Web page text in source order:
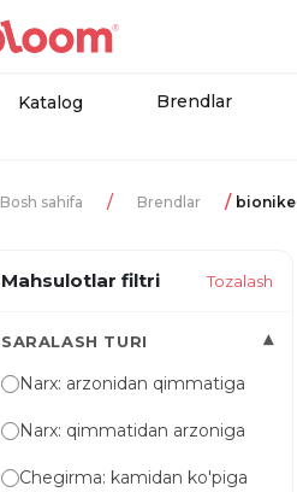
Katalog Brendlar
Bosh sahifa Brendlar bionike
Mahsulotlar filtri Tozalash
SARALASH TURI ▾
Narx: arzonidan qimmatiga
Narx: qimmatidan arzoniga
Chegirma: kamidan ko'piga